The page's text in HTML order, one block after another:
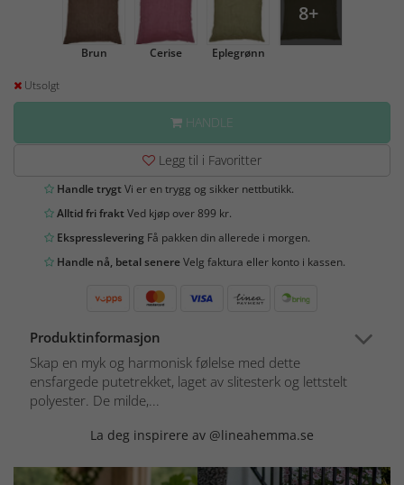
Brun Cerise Eplegrønn
8+
Utsolgt
HANDLE
Legg til i Favoritter
Handle trygtVi er en trygg og sikker nettbutikk.
Alltid fri fraktVed kjøp over 899 kr.
Ekspresslevering Få pakken din allerede i morgen.
Handle nå, betal senereVelg faktura eller konto i kassen.
Produktinformasjon
Skap en myk og harmonisk følelse med dette
ensfargede putetrekket, laget av slitesterk og lettstelt
polyester. De milde,...
La deg inspirere av @lineahemma.se